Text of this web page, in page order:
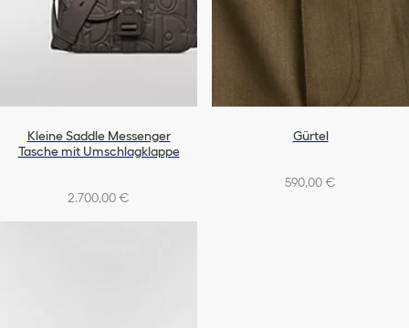
Kleine Saddle Messenger
Tasche mit Umschlagklappe
2.700,00 €
Gürtel
590,00 €